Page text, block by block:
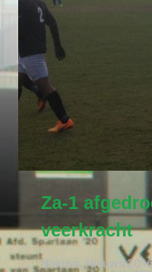
Za-1
veerkracht
Nieuws ,Nieuws